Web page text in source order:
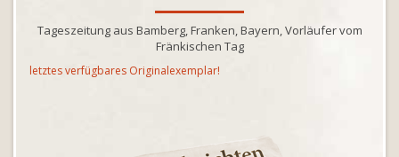
Tageszeitung aus Bamberg, Franken, Bayern, Vorläufer vom
Fränkischen Tag
letztes verfügbares Originalexemplar!